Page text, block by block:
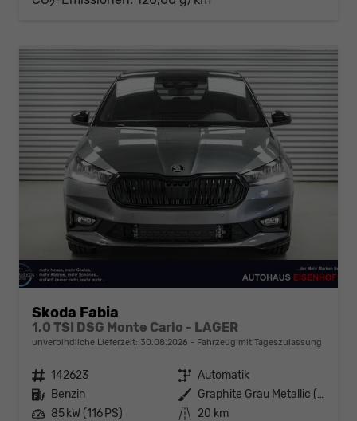
2
Skoda Fabia
1,0 TSI DSG Monte Carlo - LAGER
unverbindliche Lieferzeit: 30.08.2026 Fahrzeug mit Tageszulassung
Fahrzeugnr. 142623 Getriebe Automatik
Kraftstoff Benzin Außenfarbe
Graphite Grau Metallic (5X)
Leistung 85 kW (116 PS) Kilometerstand 20 km